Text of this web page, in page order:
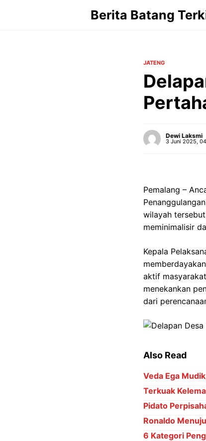
Berita Batang
JATENG
Dewi Laksmi
3 Juni 2025,
Pemalang –
wilayah
meminimalisir
Kepala
aktif
menekankan
dari
Also Read
Veda Ega
Terkuak
Pidato
Ronaldo
6 Kategori